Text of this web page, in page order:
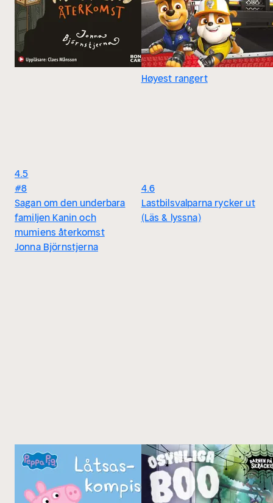
4.5
#8
Sagan om den underbara
familjen Kanin och
mumiens återkomst
Jonna Björnstjerna
Høyest rangert
4.6
Lastbilsvalparna rycker ut
(Läs & lyssna)